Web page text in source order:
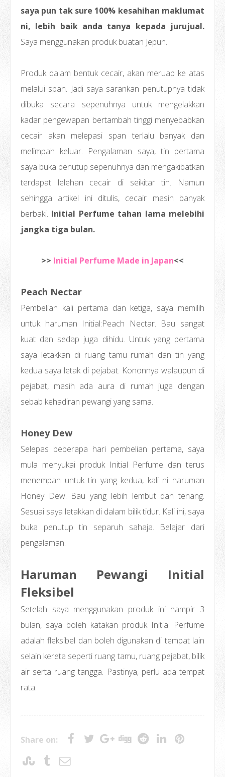
saya pun tak sure 100% kesahihan maklumat
ni, lebih baik anda tanya kepada jurujual.
Saya menggunakan produk buatan Jepun.
Produk dalam bentuk cecair, akan meruap ke atas
melalui span. Jadi saya sarankan penutupnya tidak
dibuka secara sepenuhnya untuk mengelakkan
kadar pengewapan bertambah tinggi menyebabkan
cecair akan melepasi span terlalu banyak dan
melimpah keluar. Pengalaman saya, tin pertama
saya buka penutup sepenuhnya dan mengakibatkan
terdapat lelehan cecair di seikitar tin. Namun
sehingga artikel ini ditulis, cecair masih banyak
berbaki. Initial Perfume tahan lama melebihi
jangka tiga bulan.
>> Initial Perfume Made in Japan<<
Peach Nectar
Pembelian kali pertama dan ketiga, saya memilih
untuk haruman Initial:Peach Nectar. Bau sangat
kuat dan sedap juga dihidu. Untuk yang pertama
saya letakkan di ruang tamu rumah dan tin yang
kedua saya letak di pejabat. Kononnya walaupun di
pejabat, masih ada aura di rumah juga dengan
sebab kehadiran pewangi yang sama.
Honey Dew
Selepas beberapa hari pembelian pertama, saya
mula menyukai produk Initial Perfume dan terus
menempah untuk tin yang kedua, kali ni haruman
Honey Dew. Bau yang lebih lembut dan tenang.
Sesuai saya letakkan di dalam bilik tidur. Kali ini, saya
buka penutup tin separuh sahaja. Belajar dari
pengalaman.
Haruman Pewangi Initial
Fleksibel
Setelah saya menggunakan produk ini hampir 3
bulan, saya boleh katakan produk Initial Perfume
adalah fleksibel dan boleh digunakan di tempat lain
selain kereta seperti ruang tamu, ruang pejabat, bilik
air serta ruang tangga. Pastinya, perlu ada tempat
rata.
Share on: